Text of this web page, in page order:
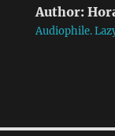
Author:
Audiophile.